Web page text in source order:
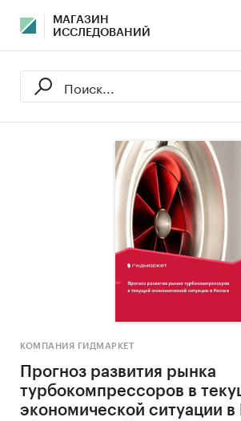
МАГАЗИН
ИССЛЕДОВАНИЙ
КОМПАНИЯ ГИДМАРКЕТ
Прогноз развития рынка
турбокомпрессоров в
экономической ситуации в